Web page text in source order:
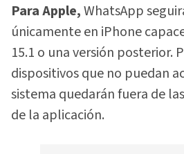
Para Apple,WhatsApp
únicamente en iPhone
15.1 o una versión posterior.
dispositivos que no puedan
sistema quedarán fuera de
de la aplicación.